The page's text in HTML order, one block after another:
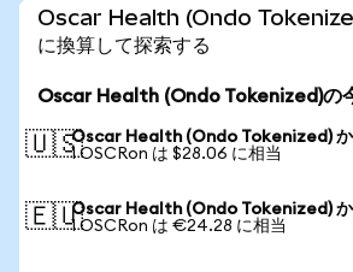
Oscar Health (Ondo
に換算して探索する
Oscar Health (Ondo Tokenized)の
🇺🇸Oscar Health (Ondo Tokenized) か
1 OSCRon は $28.06 に相当
🇪🇺Oscar Health (Ondo Tokenized) か
1 OSCRon は €24.28 に相当